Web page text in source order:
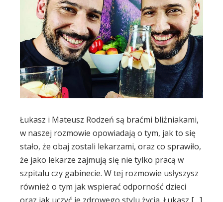
Łukasz i Mateusz Rodzeń są braćmi bliźniakami,
w naszej rozmowie opowiadają o tym, jak to się
stało, że obaj zostali lekarzami, oraz co sprawiło,
że jako lekarze zajmują się nie tylko pracą w
szpitalu czy gabinecie. W tej rozmowie usłyszysz
również o tym jak wspierać odporność dzieci